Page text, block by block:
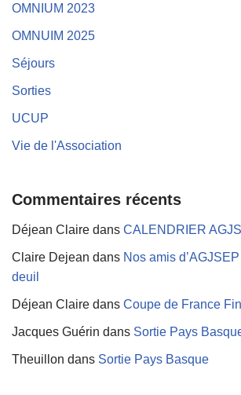
OMNIUM 2023
OMNUIM 2025
Séjours
Sorties
UCUP
Vie de l'Association
Commentaires récents
Déjean Claire dans CALENDRIER
Claire Dejean dans Nos amis
deuil
Déjean Claire dans Coupe de France
Jacques Guérin dans Sortie Pays
Theuillon dans Sortie Pays Basque